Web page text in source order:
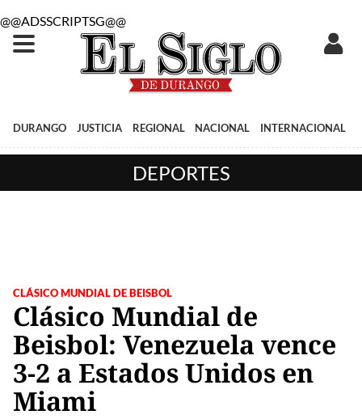
@@ADSSCRIPTSG@@
DURANGO JUSTICIA REGIONAL NACIONAL INTERNACIONAL
DEPORTES
CLÁSICO MUNDIAL DE BEISBOL
Clásico Mundial de
Beisbol: Venezuela vence
3-2 a Estados Unidos en
Miami